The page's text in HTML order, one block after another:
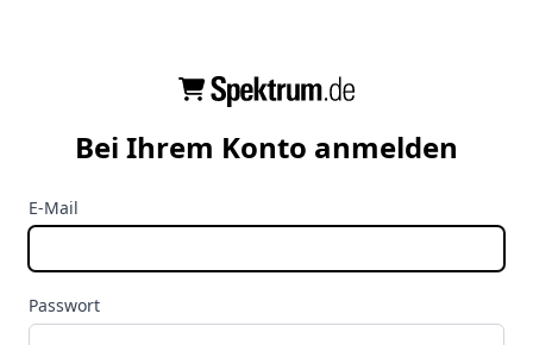
Bei Ihrem Konto anmelden
E-Mail
Passwort